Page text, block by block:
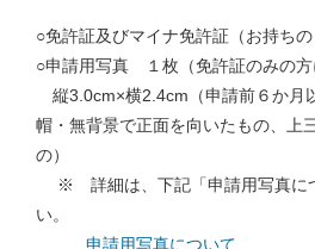
○免許証及びマイナ免許証（お持ちの
○申請用写真 １枚（免許証のみの方
縦3.0cm×横2.4cm（申請前６か月
帽・無背景で正面を向いたもの、上
の）
※ 詳細は、下記「申請用写真に
い。
申請用写真について